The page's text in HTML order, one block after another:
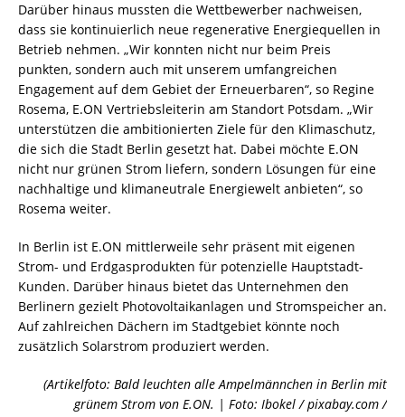
Darüber hinaus mussten die Wettbewerber nachweisen,
dass sie kontinuierlich neue regenerative Energiequellen in
Betrieb nehmen. „Wir konnten nicht nur beim Preis
punkten, sondern auch mit unserem umfangreichen
Engagement auf dem Gebiet der Erneuerbaren“, so Regine
Rosema, E.ON Vertriebsleiterin am Standort Potsdam. „Wir
unterstützen die ambitionierten Ziele für den Klimaschutz,
die sich die Stadt Berlin gesetzt hat. Dabei möchte E.ON
nicht nur grünen Strom liefern, sondern Lösungen für eine
nachhaltige und klimaneutrale Energiewelt anbieten“, so
Rosema weiter.
In Berlin ist E.ON mittlerweile sehr präsent mit eigenen
Strom- und Erdgasprodukten für potenzielle Hauptstadt-
Kunden. Darüber hinaus bietet das Unternehmen den
Berlinern gezielt Photovoltaikanlagen und Stromspeicher an.
Auf zahlreichen Dächern im Stadtgebiet könnte noch
zusätzlich Solarstrom produziert werden.
(Artikelfoto: Bald leuchten alle Ampelmännchen in Berlin mit
grünem Strom von E.ON. | Foto: Ibokel / pixabay.com /